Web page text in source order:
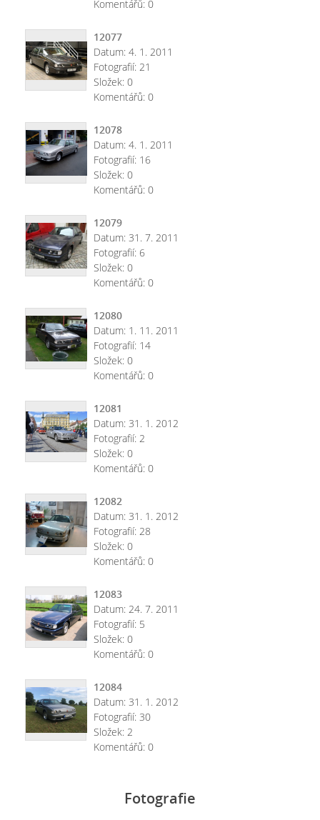
Komentářů: 0
12077
Datum: 4. 1. 2011
Fotografií: 21
Složek: 0
Komentářů: 0
12078
Datum: 4. 1. 2011
Fotografií: 16
Složek: 0
Komentářů: 0
12079
Datum: 31. 7. 2011
Fotografií: 6
Složek: 0
Komentářů: 0
12080
Datum: 1. 11. 2011
Fotografií: 14
Složek: 0
Komentářů: 0
12081
Datum: 31. 1. 2012
Fotografií: 2
Složek: 0
Komentářů: 0
12082
Datum: 31. 1. 2012
Fotografií: 28
Složek: 0
Komentářů: 0
12083
Datum: 24. 7. 2011
Fotografií: 5
Složek: 0
Komentářů: 0
12084
Datum: 31. 1. 2012
Fotografií: 30
Složek: 2
Komentářů: 0
Fotografie